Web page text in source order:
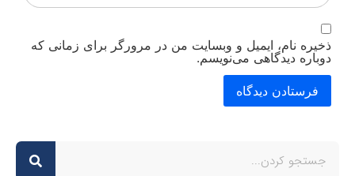
ذخیره نام، ایمیل و وبسایت من در مرورگر برای زمانی که
دوباره دیدگاهی می‌نویسم.